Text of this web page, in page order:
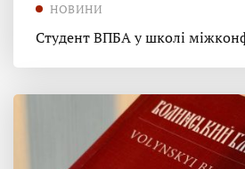
НОВИНИ
Студент ВПБА у школі